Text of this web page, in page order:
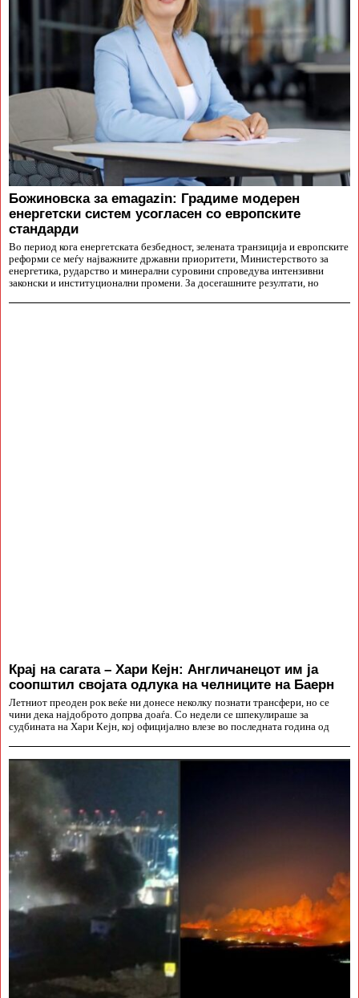
Божиновска за emagazin: Градиме модерен
енергетски систем усогласен со европските
стандарди
Во период кога енергетската безбедност, зелената транзиција и европските
реформи се меѓу најважните државни приоритети, Министерството за
енергетика, рударство и минерални суровини спроведува интензивни
законски и институционални промени. За досегашните резултати, но
Крај на сагата – Хари Кејн: Англичанецот им ја
соопштил својата одлука на челниците на Баерн
Летниот преоден рок веќе ни донесе неколку познати трансфери, но се
чини дека најдоброто допрва доаѓа. Со недели се шпекулираше за
судбината на Хари Кејн, кој официјално влезе во последната година од